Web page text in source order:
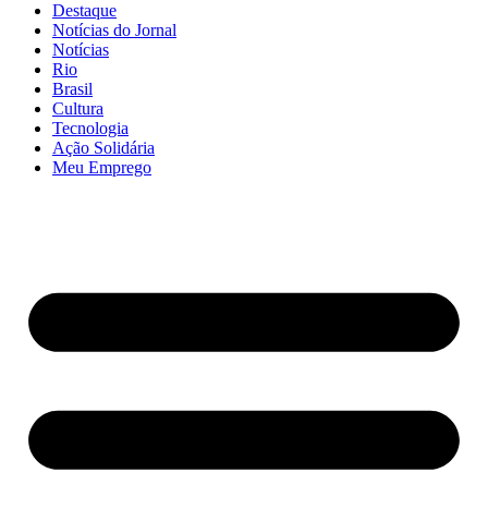
Destaque
Notícias do Jornal
Notícias
Rio
Brasil
Cultura
Tecnologia
Ação Solidária
Meu Emprego